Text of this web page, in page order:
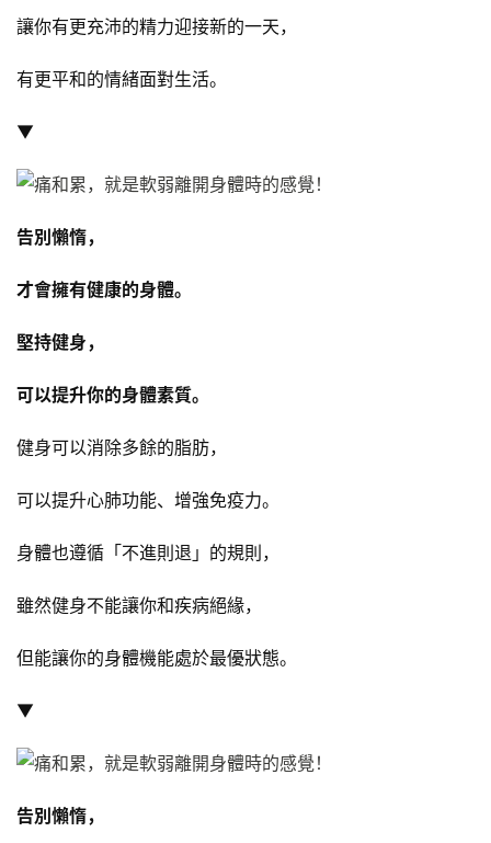
肌
計
劃
瑜
身
頻
讓你有更充沛的精力迎接新的一天，
有更平和的情緒面對生活。
▼
告別懶惰，
才會擁有健康的身體。
堅持健身，
可以提升你的身體素質。
健身可以消除多餘的脂肪，
可以提升心肺功能、增強免疫力。
身體也遵循「不進則退」的規則，
雖然健身不能讓你和疾病絕緣，
但能讓你的身體機能處於最優狀態。
▼
告別懶惰，